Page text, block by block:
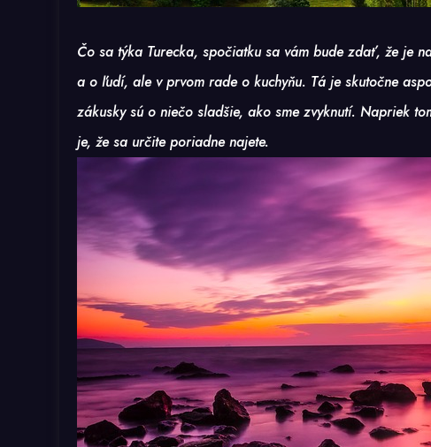
Čo sa týka Turecka, spočiatku sa vám bude zdať, že je
a o ľudí, ale v prvom rade o kuchyňu. Tá je skutočne
zákusky sú o niečo sladšie, ako sme zvyknutí. Napriek
je, že sa určite poriadne najete.